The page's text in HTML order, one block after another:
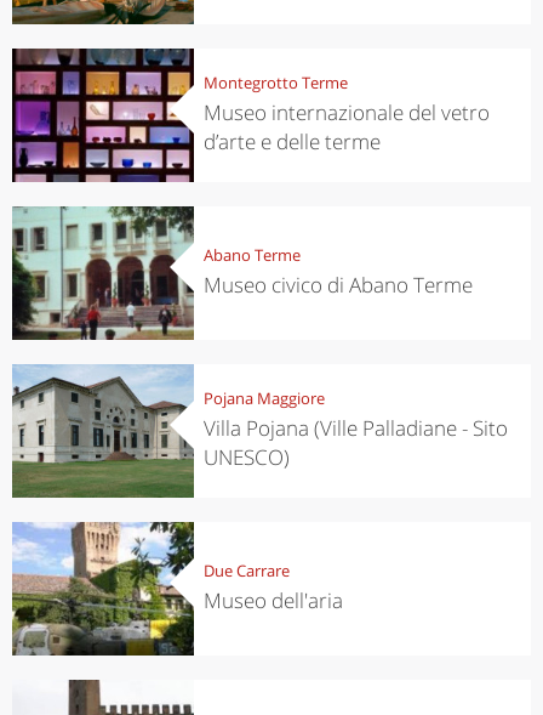
Montegrotto Terme
Museo internazionale del vetro
d’arte e delle terme
Abano Terme
Museo civico di Abano Terme
Pojana Maggiore
Villa Pojana (Ville Palladiane - Sito
UNESCO)
Due Carrare
Museo dell'aria